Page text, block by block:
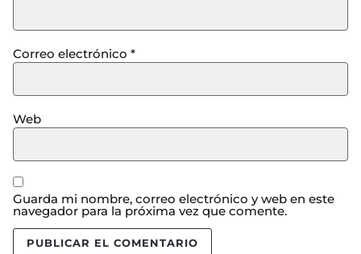
Correo electrónico *
Web
Guarda mi nombre, correo electrónico y web en este
navegador para la próxima vez que comente.